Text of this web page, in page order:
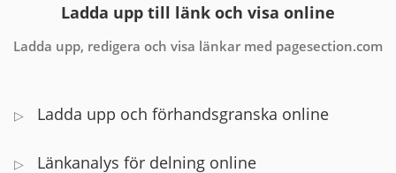
Ladda upp till länk och visa online
Ladda upp, redigera och visa länkar med pagesection.com
▷ Ladda upp och förhandsgranska online
▷ Länkanalys för delning online